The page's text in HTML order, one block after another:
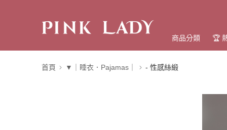
商品分類 🏆
首頁 ▼｜睡衣．Pajamas｜ - 性感絲緞